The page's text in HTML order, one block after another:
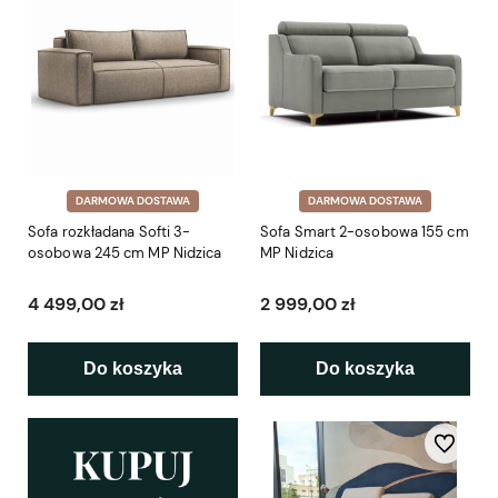
DARMOWA DOSTAWA
Sofa rozkładana Softi 3-
osobowa 245 cm MP Nidzica
4 499,00 zł
Do koszyka
DARMOWA DOSTAWA
Sofa Smart 2-osobowa 155 cm
MP Nidzica
2 999,00 zł
Do koszyka
Do